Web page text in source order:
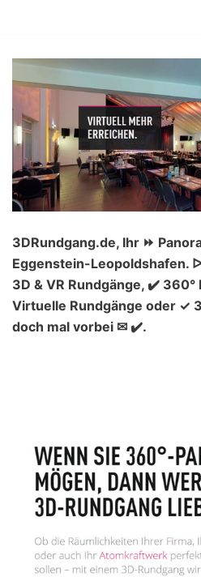
Inhalt
springen
3DRundgang.de, Ihr ⏩
Eggenstein-Leopoldshafen.
3D & VR Rundgänge, ✔️ 360°
Virtuelle Rundgänge oder ✓
doch mal vorbei ✉ ✔️.